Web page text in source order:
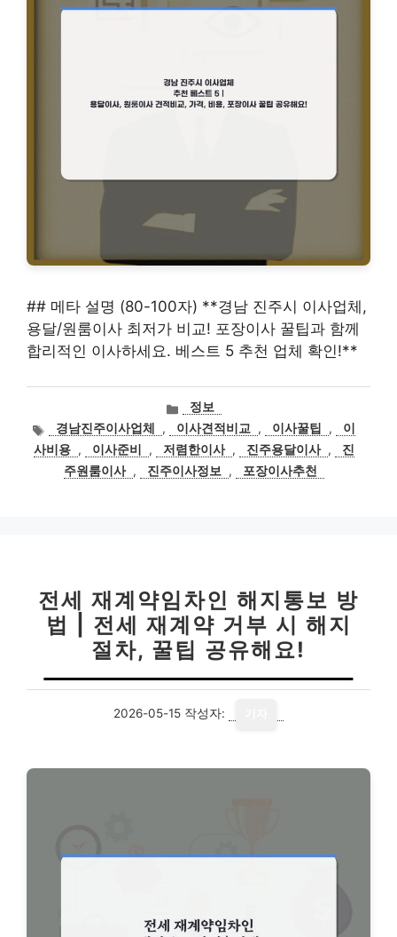
## 메타 설명 (80-100자) **경남 진주시 이사업체,
용달/원룸이사 최저가 비교! 포장이사 꿀팁과 함께
합리적인 이사하세요. 베스트 5 추천 업체 확인!**
카
테
고
리
정보
태
그
경남진주이사업체 , 이사견적비교 , 이사꿀팁 ,
이
사비용 , 이사준비 , 저렴한이사 , 진주용달이사 ,
진
주원룸이사 , 진주이사정보 , 포장이사추천
전세 재계약임차인 해지통보 방
법 | 전세 재계약 거부 시 해지
절차, 꿀팁 공유해요!
2026-05-15 작성자: